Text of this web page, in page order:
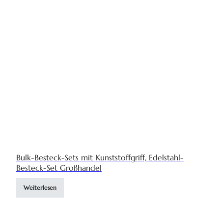
Bulk-Besteck-Sets mit Kunststoffgriff, Edelstahl-
Besteck-Set Großhandel
Weiterlesen